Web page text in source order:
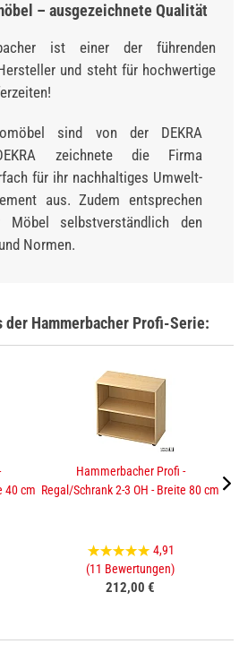
– ausgezeichnete Qualität
ist einer der führenden
und steht für hochwertige
sind von der DEKRA
zeichnete die Firma
für ihr nachhaltiges Umwelt-
aus. Zudem entsprechen
Möbel selbstverständlich den
Normen.
der Hammerbacher Profi-Serie:
40 cm
Hammerbacher Profi -
Regal/Schrank 2-3 OH - Breite 80 cm
4,91
(11 Bewertungen)
212,00 €